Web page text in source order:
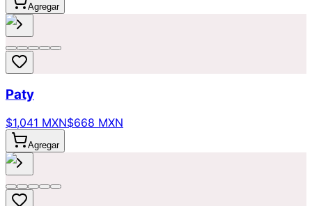
Agregar
Paty
$1,041 MXN$668 MXN
Agregar